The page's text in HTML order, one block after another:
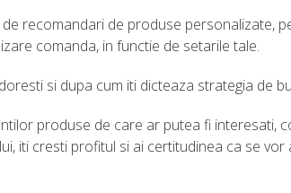
recomandari de produse personalizate,
comanda, in functie de setarile tale.
si dupa cum iti dicteaza strategia de
produse de care ar putea fi interesati,
iti cresti profitul si ai certitudinea ca se